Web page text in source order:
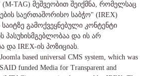
TAG) მეშვეობით შეიქმნა, რომელსაც
საერთაშორისო საბჭო" (IREX)
გამოქვეყნებული კონტენტი
პასუხისმგებლობაა და ის არ
და IREX-ის პოზიციას.
based universal CMS system, which was
funded Media for Transparent and